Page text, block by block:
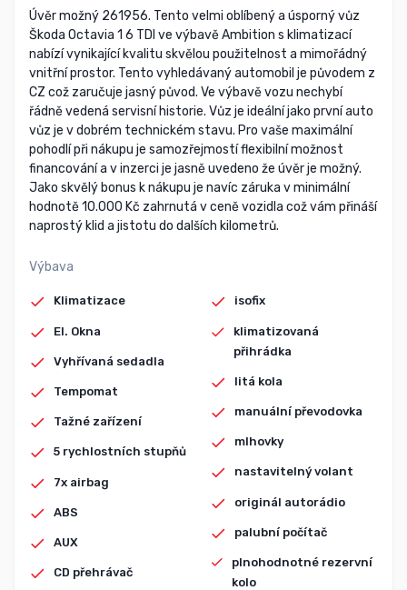
Úvěr možný 261956. Tento velmi oblíbený a úsporný vůz
Škoda Octavia 1 6 TDI ve výbavě Ambition s klimatizací
nabízí vynikající kvalitu skvělou použitelnost a mimořádný
vnitřní prostor. Tento vyhledávaný automobil je původem z
CZ což zaručuje jasný původ. Ve výbavě vozu nechybí
řádně vedená servisní historie. Vůz je ideální jako první auto
vůz je v dobrém technickém stavu. Pro vaše maximální
pohodlí při nákupu je samozřejmostí flexibilní možnost
financování a v inzerci je jasně uvedeno že úvěr je možný.
Jako skvělý bonus k nákupu je navíc záruka v minimální
hodnotě 10.000 Kč zahrnutá v ceně vozidla což vám přináší
naprostý klid a jistotu do dalších kilometrů.
Výbava
Klimatizace
El. Okna
Vyhřívaná sedadla
Tempomat
Tažné zařízení
5 rychlostních stupňů
7x airbag
ABS
AUX
CD přehrávač
isofix
klimatizovaná
přihrádka
litá kola
manuální převodovka
mlhovky
nastavitelný volant
originál autorádio
palubní počítač
plnohodnotné rezervní
kolo